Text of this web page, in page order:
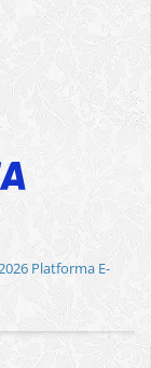
Platforma E-